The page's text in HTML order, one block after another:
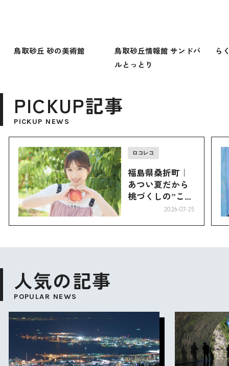
鳥取砂丘 砂の美術館
鳥取砂丘情報館 サンドパ
ルとっとり
ら
PICKUP記事
PICKUP NEWS
ロコレコ
福島県桑折町｜
あつい夏だから
桃づくしの”こお
2026-07-25
人気の記事
POPULAR NEWS